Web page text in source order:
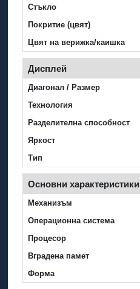
Стъкло
Покритие (цвят)
Цвят на верижка/каишка
Дисплей
Диагонал / Размер
Технология
Разделителна способност
Яркост
Тип
Основни характеристики
Механизъм
Операционна система
Процесор
Вградена памет
Форма